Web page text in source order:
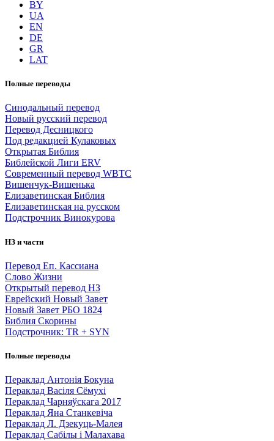
BY
UA
EN
DE
GR
LAT
Полные переводы
Синодальный перевод
Новый русский перевод
Перевод Десницкого
Под редакцией Кулаковых
Открытая Библия
Библейской Лиги ERV
Cовременный перевод WBTC
Вишенчук-Вишенька
Елизаветинская Библия
Елизаветинская на русском
Подстрочник Винокурова
НЗ и части
Перевод Еп. Кассиана
Слово Жизни
Открытый перевод НЗ
Еврейский Новый Завет
Новый Завет РБО 1824
Библия Скорины
Подстрочник: TR + SYN
Полные переводы
Пераклад Антонія Бокуна
Пераклад Васіля Сёмухі
Пераклад Чарняўскага 2017
Пераклад Яна Станкевіча
Пераклад Л. Дзекуць-Малея
Пераклад Сабілы і Малахава